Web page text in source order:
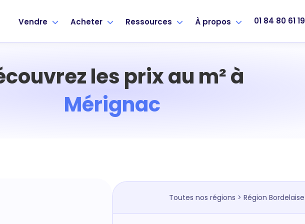
Vendre Acheter Ressources À propos 01 84 80 61 19
les prix au m² à
Mérignac
Toutes nos régions > Région Bordelaise